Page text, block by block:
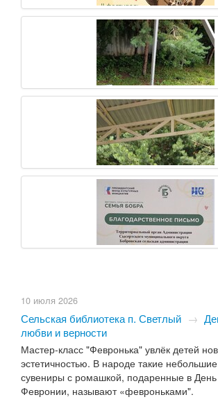
10 июля 2026
Сельская библиотека п. Светлый →
любви и верности
Мастер-класс "Февронька" увлёк детей
эстетичностью. В народе такие
сувениры с ромашкой, подаренные в
Февронии, называют «февроньками".